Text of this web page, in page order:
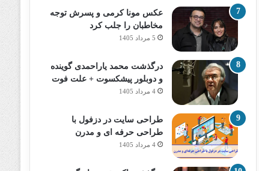
عکس مونا کرمی و پسرش توجه
مخاطبان را جلب کرد
5 مرداد 1405
درگذشت محمد یاراحمدی گوینده
و دوبلور پیشکسوت + علت فوت
4 مرداد 1405
طراحی سایت در دزفول با
طراحی حرفه‌ ای و مدرن
4 مرداد 1405